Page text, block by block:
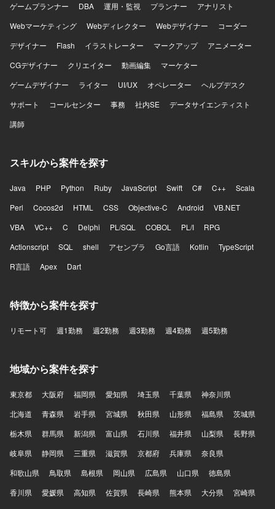
ゲームプランナー
DBA 運用・監視 プランナー
アナリスト
Webマーケティング
Webディレクター Webデザイナー
コーダー
デザイナー
Flash イラストレーター マークアップ
アニメーター
CGデザイナー
クリエイター 動画編集
マーケター
ゲームデザイナー
ライター UI/UX オペレーター
ヘルプデスク
サポート
コールセンター 事務 社内SE
データサイエンティスト
講師
スキルから案件を探す
Java PHP Python Ruby JavaScript Swift C# C++
Scala
Perl
Cocos2d HTML CSS Objective-C Android
VB.NET
VBA
VC++ C Delphi PL/SQL COBOL PL/I
RPG
Actionscript
SQL shell アセンブラ Go言語 Kotlin
TypeScript
R言語
Apex Dart
特徴から案件を探す
リモート可 週1勤務 週2勤務 週3勤務 週4勤務 週5勤務
地域から案件を探す
東京都 大阪府 福岡県 愛知県 埼玉県 千葉県
神奈川県
北海道
青森県 岩手県 宮城県 秋田県 山形県 福島県
茨城県
栃木県
群馬県 新潟県 富山県 石川県 福井県 山梨県
長野県
岐阜県
静岡県 三重県 滋賀県 京都府 兵庫県
奈良県
和歌山県
鳥取県 島根県 岡山県 広島県 山口県
徳島県
香川県
愛媛県 高知県 佐賀県 長崎県 熊本県 大分県
宮崎県